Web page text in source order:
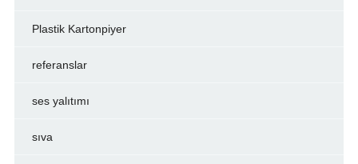
Plastik Kartonpiyer
referanslar
ses yalıtımı
sıva